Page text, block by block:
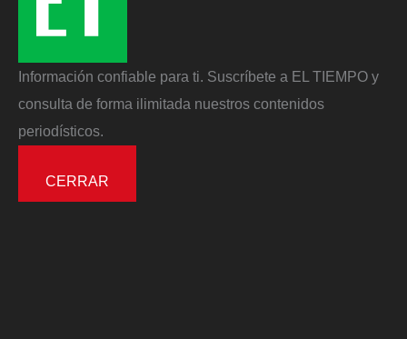
Información confiable para ti. Suscríbete a EL TIEMPO y
consulta de forma ilimitada nuestros contenidos
periodísticos.
CERRAR